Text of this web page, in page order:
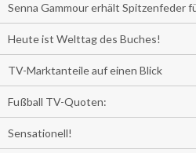
Senna Gammour erhält Spitzenfeder
Heute ist Welttag des Buches!
TV-Marktanteile auf einen Blick
Fußball TV-Quoten:
Sensationell!